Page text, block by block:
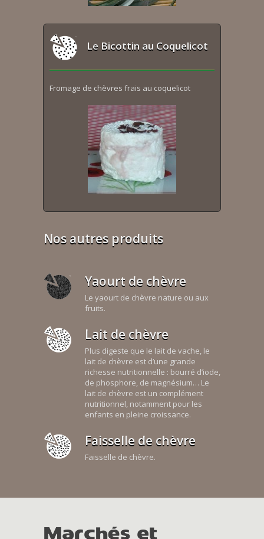
Le Bicottin au Coquelicot
Fromage de chèvres frais au coquelicot
Nos autres produits
Yaourt de chèvre
Le yaourt de chèvre nature ou aux
fruits.
Lait de chèvre
Plus digeste que le lait de vache, le
lait de chèvre est d’une grande
richesse nutritionnelle : bourré d’iode,
de phosphore, de magnésium… Le
lait de chèvre est un complément
nutritionnel, notamment pour les
enfants en pleine croissance.
Faisselle de chèvre
Faisselle de chèvre.
Marchés et